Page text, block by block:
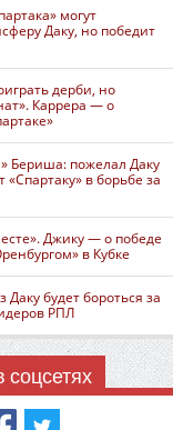
могут
Даку, но победит
дерби, но
Каррера — о
Бериша: пожелал Даку
в борьбе за
Джику — о победе
в Кубке
Даку будет бороться за
РПЛ
соцсетях